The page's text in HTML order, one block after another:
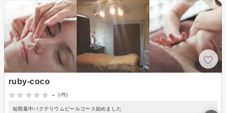
ruby-coco
-
(-件)
短期集中バクテリウムピールコース始めました